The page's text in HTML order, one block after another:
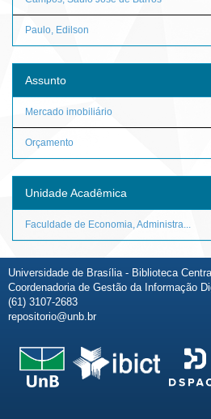
Paulo, Edilson
Assunto
Mercado imobiliário
Orçamento
Unidade Acadêmica
Faculdade de Economia, Administra...
Universidade de Brasília - Biblioteca
Coordenadoria de Gestão da Informação
(61) 3107-2683
repositorio@unb.br